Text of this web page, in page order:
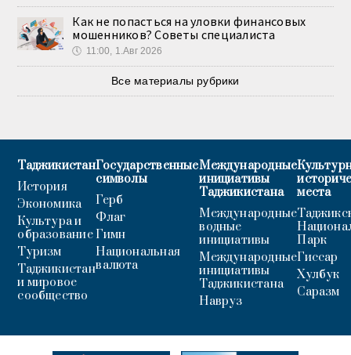
Как не попасться на уловки финансовых
мошенников? Советы специалиста
🕔 11:00, 1.Авг 2026
Все материалы рубрики
Таджикистан
История
Экономика
Культура и
образование
Туризм
Таджикистан
и мировое
сообщество
Государственные
символы
Герб
Флаг
Гимн
Национальная
валюта
Международные
инициативы
Таджикистана
Международные
водные
инициативы
Международные
инициативы
Таджикистана
Навруз
места
Парк
Гиссар
Хулбук
Саразм